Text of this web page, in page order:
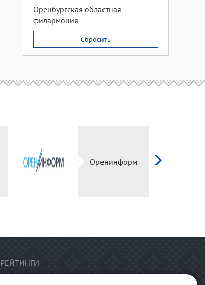
Оренбургская областная
филармония
Сбросить
Оренинформ
РЕЙТИНГИ